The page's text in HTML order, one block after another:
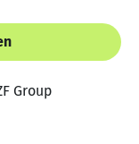
Group